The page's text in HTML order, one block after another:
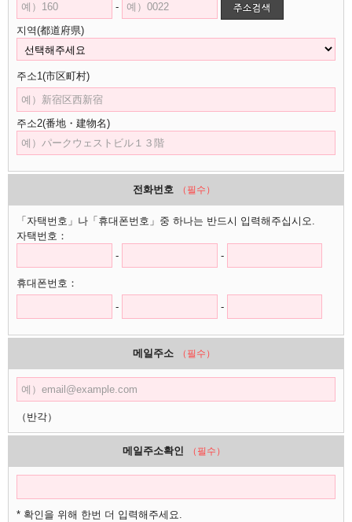
-
지역(都道府県)
주소1(市区町村)
주소2(番地・建物名)
전화번호 （필수）
「자택번호」나「휴대폰번호」중 하나는 반드시 입력해주십시오.
자택번호：
-
-
휴대폰번호：
-
-
메일주소 （필수）
（반각）
메일주소확인 （필수）
* 확인을 위해 한번 더 입력해주세요.